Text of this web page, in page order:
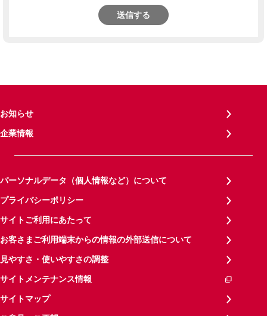
送信する
お知らせ
企業情報
パーソナルデータ（個人情報など）について
プライバシーポリシー
サイトご利用にあたって
お客さまご利用端末からの情報の外部送信について
見やすさ・使いやすさの調整
サイトメンテナンス情報
サイトマップ